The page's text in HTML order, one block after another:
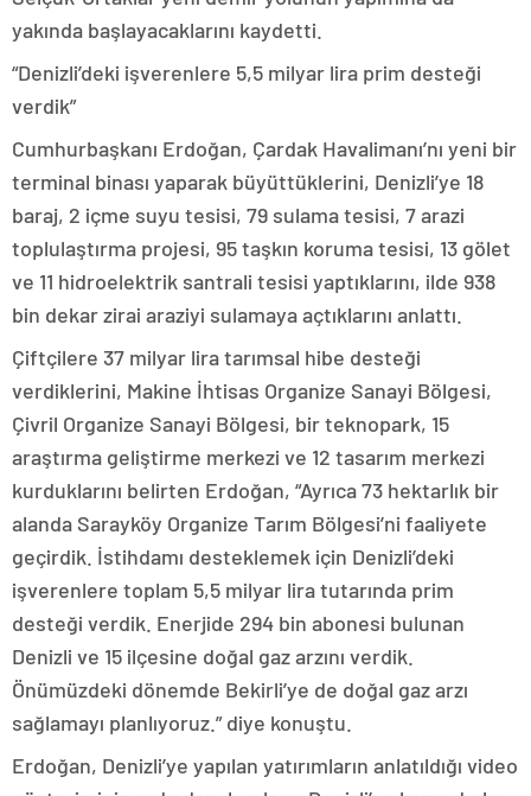
yakında başlayacaklarını kaydetti.
“Denizli’deki işverenlere 5,5 milyar lira prim desteği
verdik”
Cumhurbaşkanı Erdoğan, Çardak Havalimanı’nı yeni bir
terminal binası yaparak büyüttüklerini, Denizli’ye 18
baraj, 2 içme suyu tesisi, 79 sulama tesisi, 7 arazi
toplulaştırma projesi, 95 taşkın koruma tesisi, 13 gölet
ve 11 hidroelektrik santrali tesisi yaptıklarını, ilde 938
bin dekar zirai araziyi sulamaya açtıklarını anlattı.
Çiftçilere 37 milyar lira tarımsal hibe desteği
verdiklerini, Makine İhtisas Organize Sanayi Bölgesi,
Çivril Organize Sanayi Bölgesi, bir teknopark, 15
araştırma geliştirme merkezi ve 12 tasarım merkezi
kurduklarını belirten Erdoğan, “Ayrıca 73 hektarlık bir
alanda Sarayköy Organize Tarım Bölgesi’ni faaliyete
geçirdik. İstihdamı desteklemek için Denizli’deki
işverenlere toplam 5,5 milyar lira tutarında prim
desteği verdik. Enerjide 294 bin abonesi bulunan
Denizli ve 15 ilçesine doğal gaz arzını verdik.
Önümüzdeki dönemde Bekirli’ye de doğal gaz arzı
sağlamayı planlıyoruz.” diye konuştu.
Erdoğan, Denizli’ye yapılan yatırımların anlatıldığı video